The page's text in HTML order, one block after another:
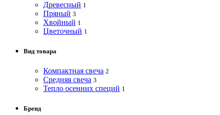
Древесный 1
Пряный 3
Хвойный 1
Цветочный 1
Вид товара
Компактная свеча 2
Средняя свеча 3
Тепло осенних специй 1
Бренд